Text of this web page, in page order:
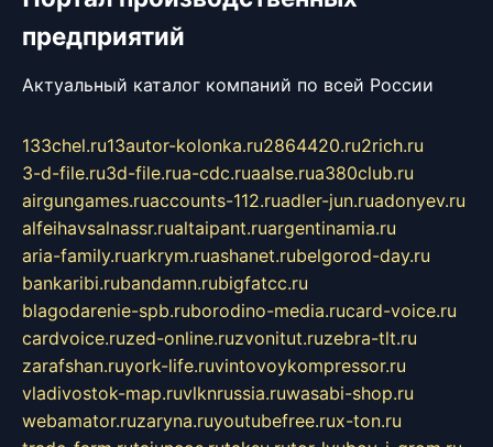
предприятий
Актуальный каталог компаний по всей России
133chel.ru13autor-kolonka.ru2864420.ru2rich.ru
3-d-file.ru3d-file.rua-cdc.ruaalse.rua380club.ru
airgungames.ruaccounts-112.ruadler-jun.ruadonyev.ru
alfeihavsalnassr.rualtaipant.ruargentinamia.ru
aria-family.ruarkrym.ruashanet.rubelgorod-day.ru
bankaribi.rubandamn.rubigfatcc.ru
blagodarenie-spb.ruborodino-media.rucard-voice.ru
cardvoice.ruzed-online.ruzvonitut.ruzebra-tlt.ru
zarafshan.ruyork-life.ruvintovoykompressor.ru
vladivostok-map.ruvlknrussia.ruwasabi-shop.ru
webamator.ruzaryna.ruyoutubefree.rux-ton.ru